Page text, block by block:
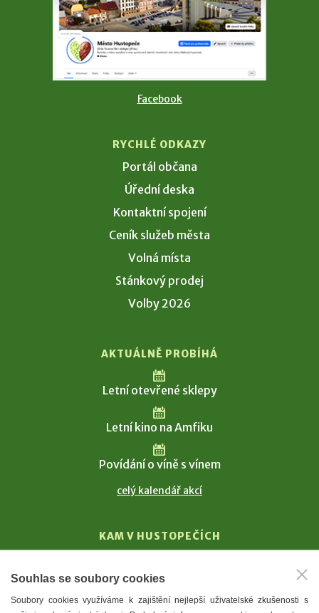
Facebook
RYCHLÉ ODKAZY
Portál občana
Úřední deska
Kontaktní spojení
Ceník služeb města
Volná místa
Stánkový prodej
Volby 2026
AKTUÁLNĚ PROBÍHÁ
Letní otevřené sklepy
Letní kino na Amfiku
Povídání o víně s vínem
celý kalendář akcí
KAM V HUSTOPEČÍCH
T. G. Masaryk
Mandloně
Souhlas se soubory cookies
Soubory cookies využíváme k zajištění nejlepší uživatelské zkušenosti s